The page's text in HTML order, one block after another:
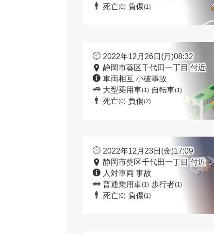
死亡(0) 負傷(1)
2022年12月26日(月)08:32
静岡市葵区千代田一丁目 付近
車両相互 小破事故
大型乗用車(1) 自転車(1)
死亡(0) 負傷(2)
2022年12月23日(金)17:09
静岡市葵区千代田一丁目 付近
人対車両 事故
普通乗用車(1) 歩行者(1)
死亡(0) 負傷(1)